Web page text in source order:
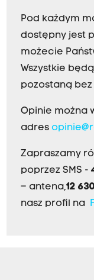
Pod każdym
dostępny jest
możecie
Wszystkie
pozostaną
Opinie można
adres
Zapraszamy
poprzez SMS -
– antena,12
nasz profil na